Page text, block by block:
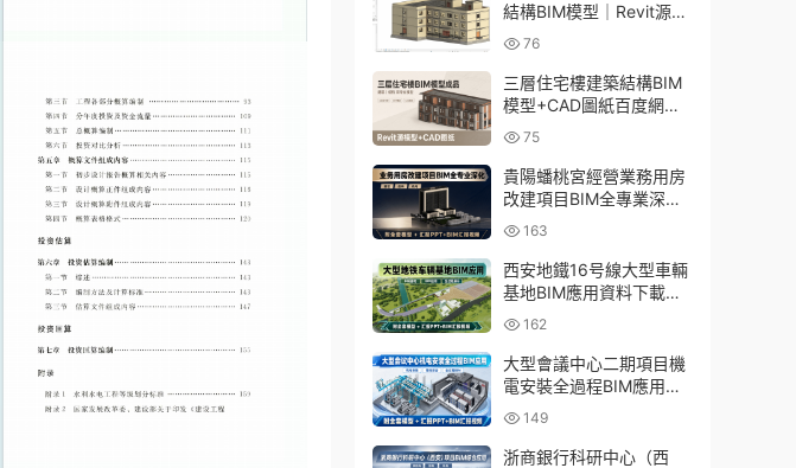
結構BIM模型｜Revit源文
件百度網盤下載
76
三層住宅樓建築結構BIM
模型+CAD圖紙百度網盤
下載
75
貴陽蟠桃宮經營業務用房
改建項目BIM全專業深化
資料下載：含模型、彙報
PPT及演示視頻
163
西安地鐵16号線大型車輛
基地BIM應用資料下載：
含BIM模型、彙報PPT及
演示視頻
162
大型會議中心二期項目機
電安裝全過程BIM應用資
料下載：含BIM模型、彙
報PPT及視頻
149
浙商銀行科研中心（西